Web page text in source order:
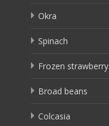
Okra
Spinach
Frozen strawberry
Broad beans
Colcasia